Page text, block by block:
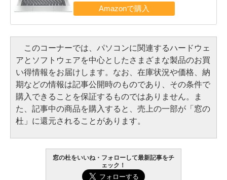
このコーナーでは、パソコンに関連するハードウェ
アとソフトウェアを中心としたさまざまな製品のお買
い得情報をお届けします。なお、在庫状況や価格、納
期などの情報は記事公開時のものであり、その条件で
購入できることを保証するものではありません。ま
た、記事中の商品を購入すると、売上の一部が「窓の
杜」に還元されることがあります。
窓の杜をいいね・フォローして最新記事をチ
ェック！